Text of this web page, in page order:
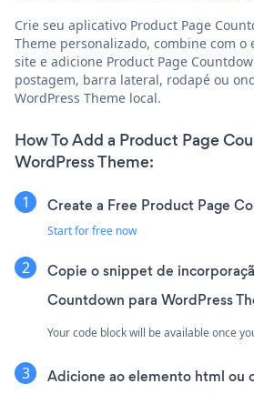
Crie seu aplicativo Product Page
Theme personalizado, combine com o
site e adicione Product Page
postagem, barra lateral, rodapé ou
WordPress Theme local.
How To Add a Product Page
WordPress Theme:
Create a Free Product Page
Start for free now
Copie o snippet de
Countdown para WordPress
Your code block will be available once
Adicione ao elemento html ou